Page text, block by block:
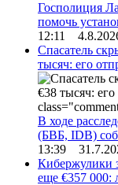
Госполиция
помочь
12:11
Спасатель
тысяч: его
В ходе
(БВБ, IDB)
13:39
Кибержулики
еще €357 000: